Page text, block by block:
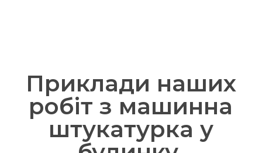
Приклади наших
робіт з машинна
штукатурка у